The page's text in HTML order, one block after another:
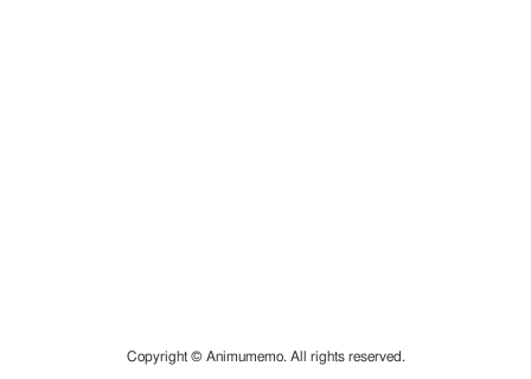
Copyright © Animumemo. All rights reserved.